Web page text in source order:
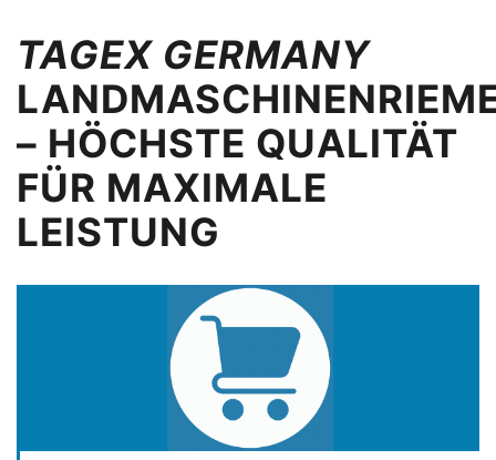
TAGEX GERMANY
– HÖCHSTE QUALITÄT
FÜR MAXIMALE
LEISTUNG